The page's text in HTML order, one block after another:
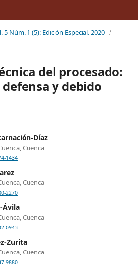
5 Núm. 1 (5): Edición Especial. 2020 /
del procesado:
y debido
Díaz
Cuenca
1434
Cuenca
2270
Ávila
Cuenca
0943
Zurita
Cuenca
9880